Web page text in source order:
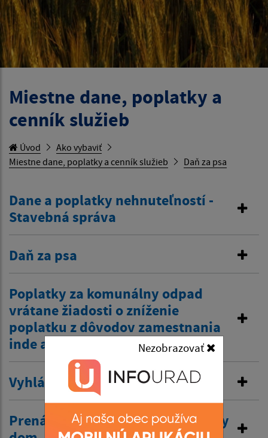
Nezobrazovať
Miestne dane, poplatky a
cenník služieb
Úvod
Ako vybaviť
Miestne dane, poplatky a cenník služieb
Daň za psa
Dane a poplatky nehnuteľností -
Stavebná správa
Daň za psa
Poplatky za komunálny odpad
vrátane žiadosti o zníženie
poplatku z dôvodov zamestnania
inde a tiež zťp atď.
Vyhlásenie v miestnom rozhlase
Prenájom nehnuteľností /kultúrny